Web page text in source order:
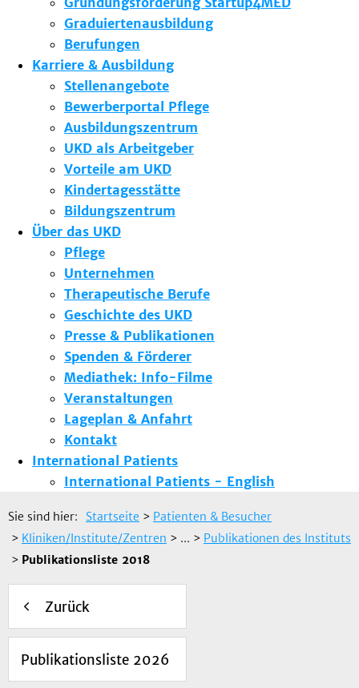
Graduiertenausbildung
Berufungen
Karriere & Ausbildung
Stellenangebote
Bewerberportal Pflege
Ausbildungszentrum
UKD als Arbeitgeber
Vorteile am UKD
Kindertagesstätte
Bildungszentrum
Über das UKD
Pflege
Unternehmen
Therapeutische Berufe
Geschichte des UKD
Presse & Publikationen
Spenden & Förderer
Mediathek: Info-Filme
Veranstaltungen
Lageplan & Anfahrt
Kontakt
International Patients
International Patients - English
Sie sind hier: Startseite > Patienten & Besucher
> Kliniken/Institute/Zentren > ... > Publikationen des Instituts
> Publikationsliste 2018
Zurück
Publikationsliste 2026